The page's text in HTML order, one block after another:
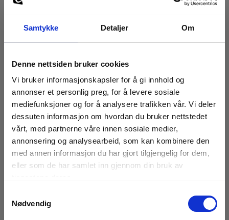
Samtykke Detaljer Om
Denne nettsiden bruker cookies
Vi bruker informasjonskapsler for å gi innhold og
annonser et personlig preg, for å levere sosiale
mediefunksjoner og for å analysere trafikken vår. Vi deler
dessuten informasjon om hvordan du bruker nettstedet
vårt, med partnerne våre innen sosiale medier,
annonsering og analysearbeid, som kan kombinere den
med annen informasjon du har gjort tilgjengelig for dem,
eller som de har samlet inn gjennom din bruk av
Nødvendig